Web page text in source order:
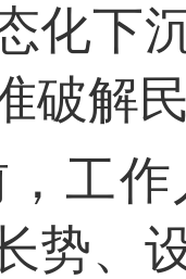
化下
破解
工
势、